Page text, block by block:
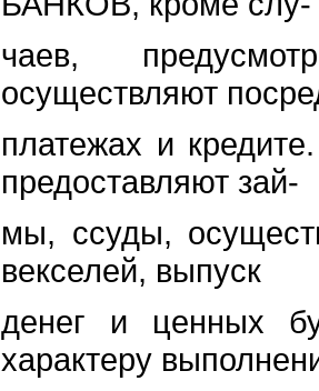
чаев,
осуществляют
платежах и
предоставляют зай-
мы, ссуды,
векселей, выпуск
денег и ценных
характеру